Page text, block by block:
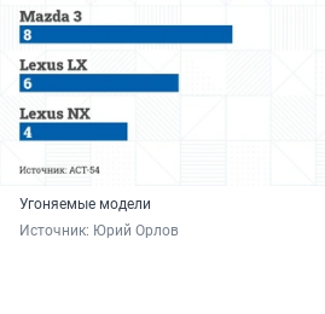
Угоняемые модели
Источник: Юрий Орлов